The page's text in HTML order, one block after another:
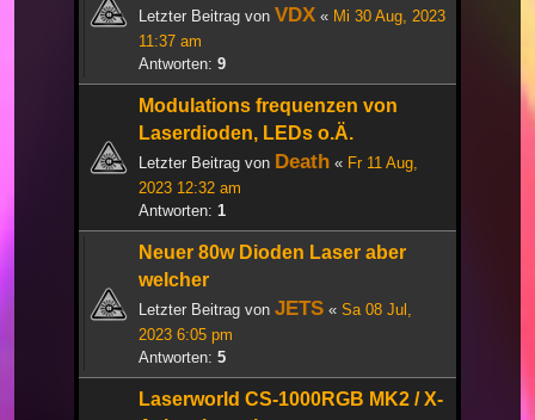
Letzter Beitrag von VDX « Mi 30 Aug, 2023
11:37 am
Antworten: 9
Modulations frequenzen von
Laserdioden, LEDs o.Ä.
Letzter Beitrag von Death « Fr 11 Aug,
2023 12:32 am
Antworten: 1
Neuer 80w Dioden Laser aber
welcher
Letzter Beitrag von JETS « Sa 08 Jul,
2023 6:05 pm
Antworten: 5
Laserworld CS-1000RGB MK2 / X-